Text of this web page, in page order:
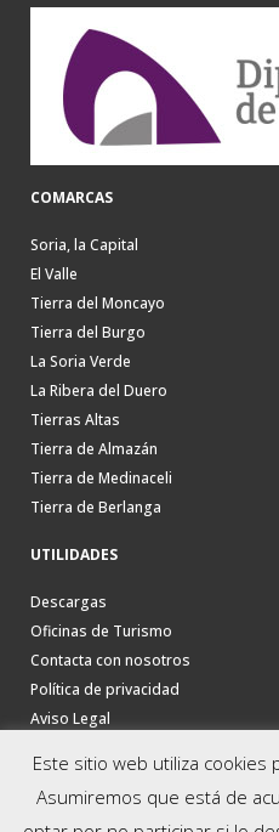
COMARCAS
Soria, la Capital
El Valle
Tierra del Moncayo
Tierra del Burgo
La Soria Verde
La Ribera del Duero
Tierras Altas
Tierra de Almazán
Tierra de Medinaceli
Tierra de Berlanga
UTILIDADES
Descargas
Oficinas de Turismo
Contacta con nosotros
Política de privacidad
Aviso Legal
Este sitio web utiliza cookies
Asumiremos que está de